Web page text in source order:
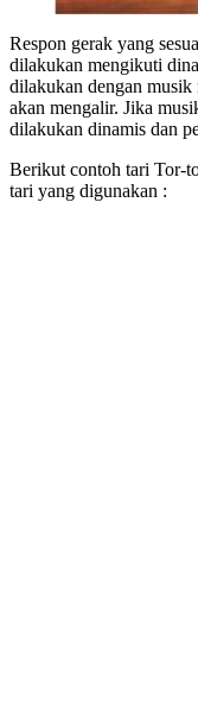
Respon gerak yang
dilakukan mengikuti
dilakukan dengan
akan mengalir. Jika
dilakukan dinamis dan
Berikut contoh tari Tor-
tari yang digunakan :